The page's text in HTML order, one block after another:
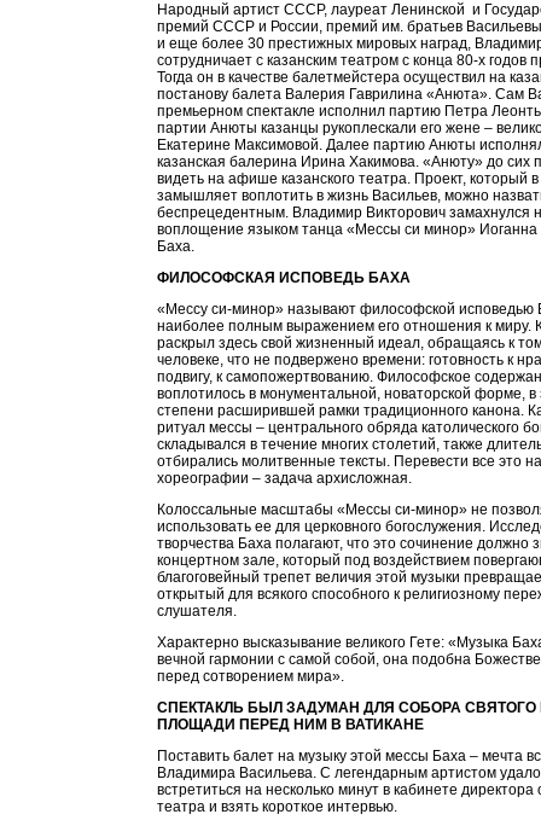
Народный артист СССР, лауреат Ленинской и
премий СССР и России, премий им. братьев
и еще более 30 престижных мировых наград,
сотрудничает с казанским театром с конца 80-х годов
Тогда он в качестве балетмейстера осуществил на
постанову балета Валерия Гаврилина «Анюта». Сам
премьерном спектакле исполнил партию Петра
партии Анюты казанцы рукоплескали его жене –
Екатерине Максимовой. Далее партию Анюты
казанская балерина Ирина Хакимова. «Анюту» до сих
видеть на афише казанского театра. Проект, который
замышляет воплотить в жизнь Васильев, можно
беспрецедентным. Владимир Викторович замахнулся
воплощение языком танца «Мессы си минор» Иоганна
Баха.
ФИЛОСОФСКАЯ ИСПОВЕДЬ БАХА
«Мессу си-минор» называют философской исповедью
наиболее полным выражением его отношения к миру.
раскрыл здесь свой жизненный идеал, обращаясь к
человеке, что не подвержено времени: готовность к
подвигу, к самопожертвованию. Философское
воплотилось в монументальной, новаторской форме, в
степени расширившей рамки традиционного канона.
ритуал мессы – центрального обряда католического
складывался в течение многих столетий, также
отбирались молитвенные тексты. Перевести все это
хореографии – задача архисложная.
Колоссальные масштабы «Мессы си-минор» не
использовать ее для церковного богослужения.
творчества Баха полагают, что это сочинение должно
концертном зале, который под воздействием
благоговейный трепет величия этой музыки
открытый для всякого способного к религиозному
слушателя.
Характерно высказывание великого Гете: «Музыка
вечной гармонии с самой собой, она подобна
перед сотворением мира».
СПЕКТАКЛЬ БЫЛ ЗАДУМАН ДЛЯ СОБОРА СВЯТОГО
ПЛОЩАДИ ПЕРЕД НИМ В ВАТИКАНЕ
Поставить балет на музыку этой мессы Баха – мечта
Владимира Васильева. С легендарным артистом
встретиться на несколько минут в кабинете директора
театра и взять короткое интервью.